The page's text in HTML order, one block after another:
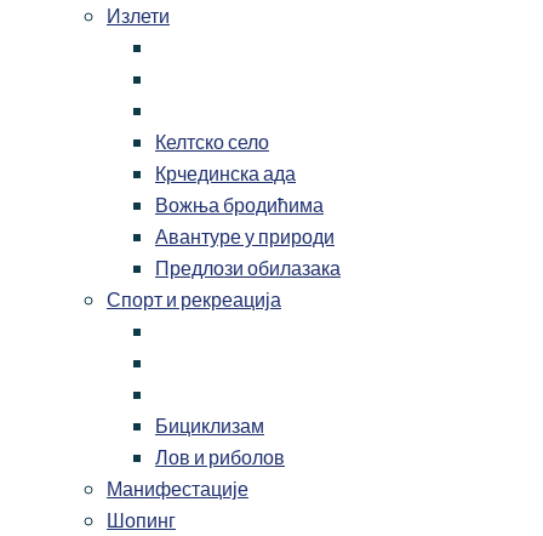
Излети
Келтско село
Крчединска ада
Вожња бродићима
Авантуре у природи
Предлози обилазака
Спорт и рекреација
Бициклизам
Лов и риболов
Манифестације
Шопинг